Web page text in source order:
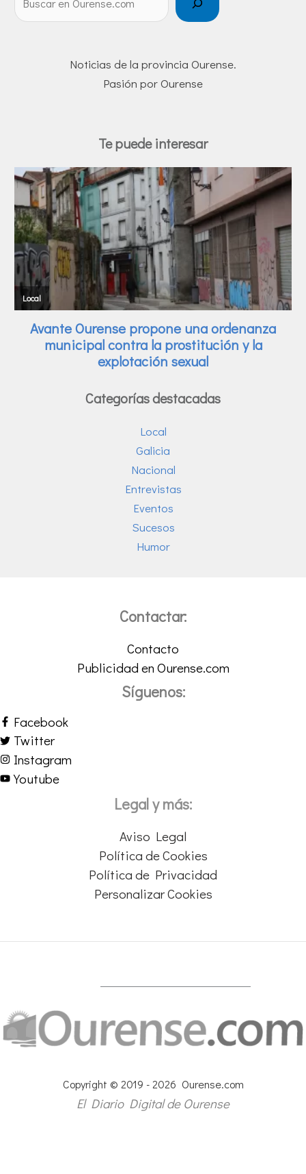
Noticias de la provincia Ourense.
Pasión por Ourense
Te puede interesar
Categorías destacadas
Local
Galicia
Nacional
Entrevistas
Eventos
Sucesos
Humor
Contactar:
Contacto
Publicidad en Ourense.com
Síguenos:
Facebook
Twitter
Instagram
Youtube
Legal y más:
Aviso Legal
Política de Cookies
Política de Privacidad
Personalizar Cookies
Copyright © 2019 - 2026 Ourense.com
El Diario Digital de Ourense